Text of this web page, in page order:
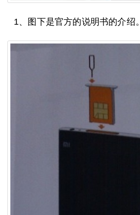
1、图下是官方的说明书的介绍。